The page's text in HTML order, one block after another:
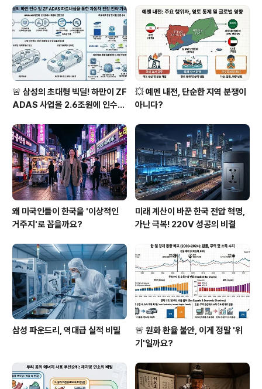
느낍니다. 쉼 없이 달리면 더 빨리 도착할 줄 알았고, 도착
하면 더 많이 쉴 수 있을 줄 알았지만 그 기대는 무너졌습니
다. 여유가 생기면 하고 싶은 것을 할 수 있을 줄 알았지만,
아이들은 이미..
🚨 삼성의 초대형 빅딜! 하만이 ZF
ADAS 사업을 2.6조원에 인수했
💥 예멘 내전, 단순한 지역 분쟁이
아니다?
왜 미국인들이 한국을 '이상적인
거주지'로 꼽을까요?
미래 계산이 바꾼 한국 전압 혁명,
가난 극복! 220V 성공의 비결
삼성 파운드리, 역대급 실적 비밀
🚨 원화 환율 불안, 이게 정말 '위
기'일까요?